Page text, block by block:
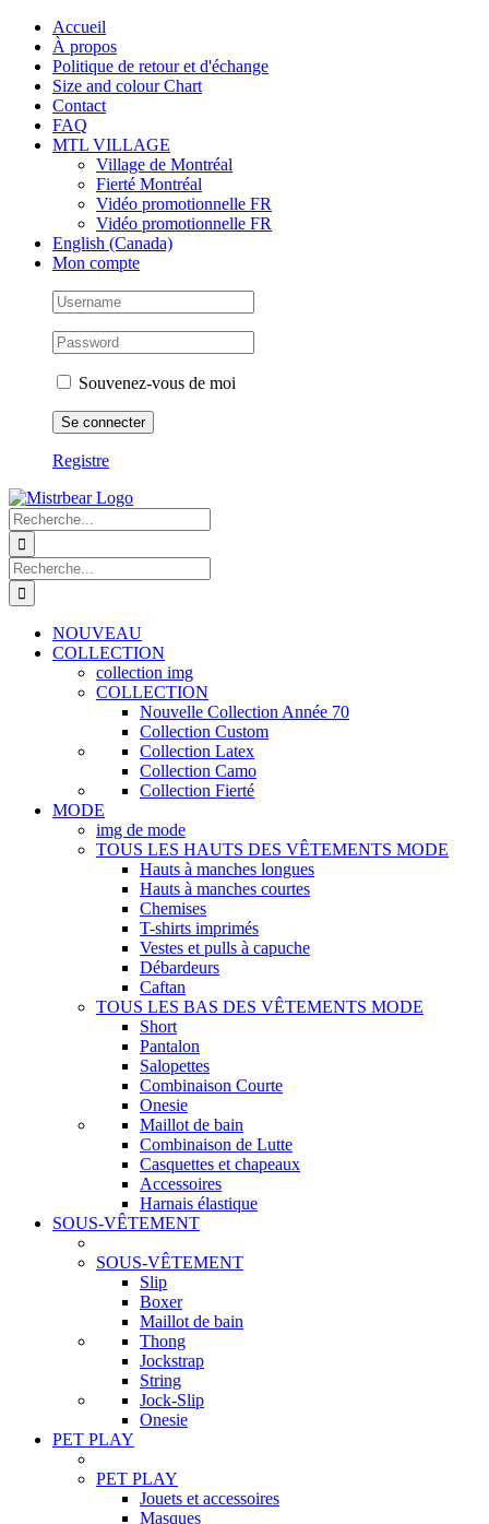
Skip
content
Facebook
Instagram
Tiktok Accueil
À propos
Politique de retour et d'échange
Size and colour Chart
Contact
FAQ
MTL VILLAGE
Village de Montréal
Fierté Montréal
Vidéo promotionnelle FR
Vidéo promotionnelle FR
English (Canada)
Mon compte
Souvenez-vous de moi
Registre
Recherche
de
:
Recherche
de
:
NOUVEAU
COLLECTION
collection img
COLLECTION
Nouvelle Collection Année 70
Collection Custom
Collection Latex
Collection Camo
Collection Fierté
MODE
img de mode
TOUS LES HAUTS DES VÊTEMENTS MODE
Hauts à manches longues
Hauts à manches courtes
Chemises
T-shirts imprimés
Vestes et pulls à capuche
Débardeurs
Caftan
TOUS LES BAS DES VÊTEMENTS MODE
Short
Pantalon
Salopettes
Combinaison Courte
Onesie
Maillot de bain
Combinaison de Lutte
Casquettes et chapeaux
Accessoires
Harnais élastique
SOUS-VÊTEMENT
SOUS-VÊTEMENT
Slip
Boxer
Maillot de bain
Thong
Jockstrap
String
Jock-Slip
Onesie
PET PLAY
PET PLAY
Jouets et accessoires
Masques